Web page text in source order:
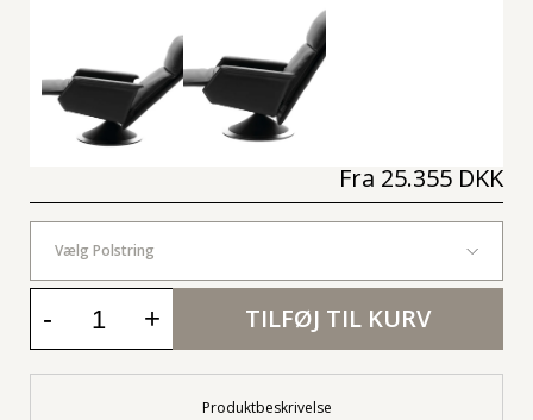
Fra 25.355 DKK
Vælg Polstring
- + TILFØJ TIL KURV
Produktbeskrivelse